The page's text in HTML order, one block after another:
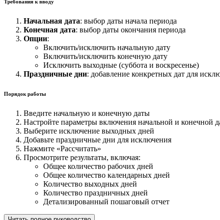
Требования к вводу
Начальная дата: выбор даты начала периода
Конечная дата: выбор даты окончания периода
Опции:
Включить/исключить начальную дату
Включить/исключить конечную дату
Исключить выходные (суббота и воскресенье)
Праздничные дни: добавление конкретных дат для
Порядок работы
Введите начальную и конечную даты
Настройте параметры включения начальной и конечной
Выберите исключение выходных дней
Добавьте праздничные дни для исключения
Нажмите «Рассчитать»
Просмотрите результаты, включая:
Общее количество рабочих дней
Общее количество календарных дней
Количество выходных дней
Количество праздничных дней
Детализированный пошаговый отчет